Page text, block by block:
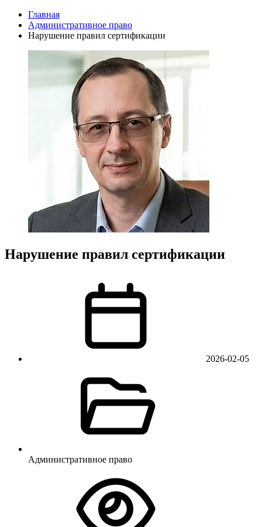
Главная
Административное право
Нарушение правил сертификации
Нарушение правил сертификации
2026-02-05
Административное право